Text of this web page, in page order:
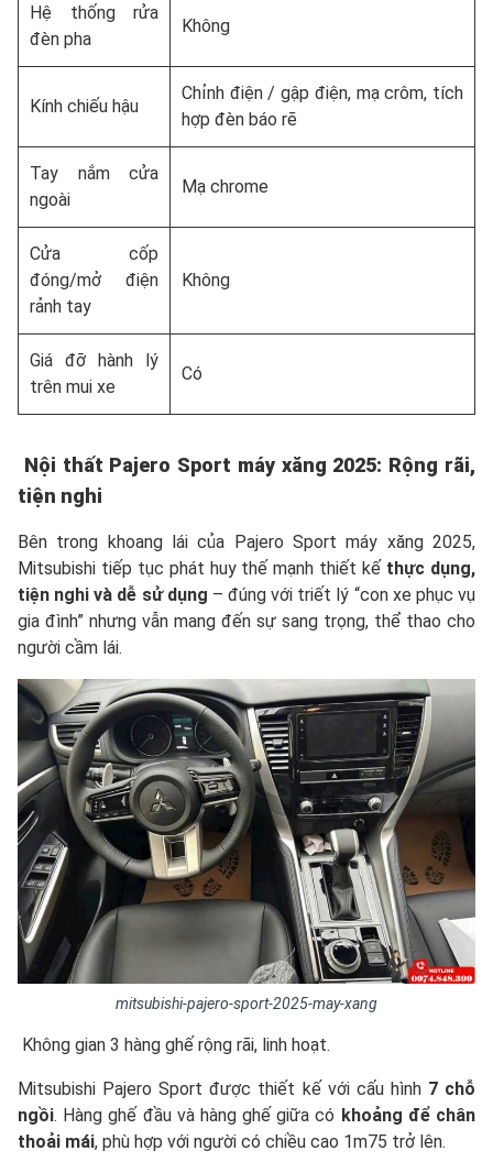
Hệ thống rửa
đèn pha
Không
Kính chiếu hậu
Chỉnh điện / gập điện, mạ crôm, tích
hợp đèn báo rẽ
Tay nắm cửa
ngoài
Mạ chrome
Cửa cốp
đóng/mở điện
rảnh tay
Không
Giá đỡ hành lý
trên mui xe
Có
Nội thất Pajero Sport máy xăng 2025: Rộng rãi,
tiện nghi
Bên trong khoang lái của Pajero Sport máy xăng 2025,
Mitsubishi tiếp tục phát huy thế mạnh thiết kế thực dụng,
tiện nghi và dễ sử dụng – đúng với triết lý “con xe phục vụ
gia đình” nhưng vẫn mang đến sự sang trọng, thể thao cho
người cầm lái.
mitsubishi-pajero-sport-2025-may-xang
Không gian 3 hàng ghế rộng rãi, linh hoạt.
Mitsubishi Pajero Sport được thiết kế với cấu hình 7 chỗ
ngồi. Hàng ghế đầu và hàng ghế giữa có khoảng để chân
thoải mái, phù hợp với người có chiều cao 1m75 trở lên.